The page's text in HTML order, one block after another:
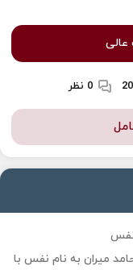
عالی
0 نظر
نفس
میران به نام نفس با